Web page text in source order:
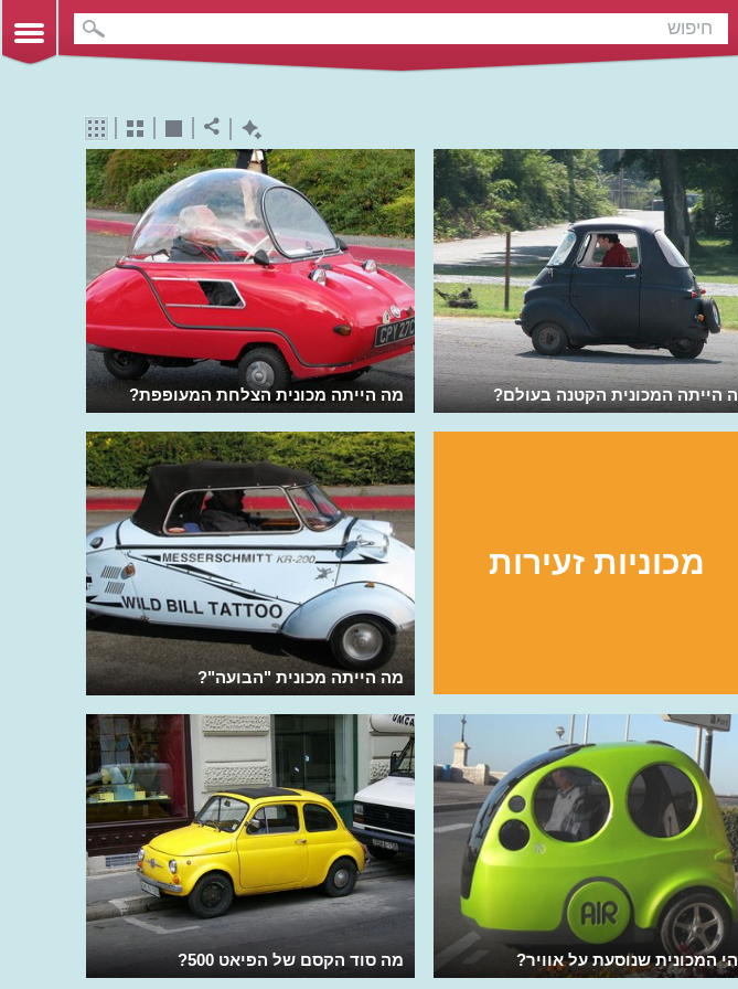
מה הייתה מכונית הצלחת המעופפת? הייתה המכונית הקטנה בעולם?
מה הייתה מכונית "הבועה"?
מכוניות זעירות
מה סוד הקסם של הפיאט 500? המכונית שנוסעת על אוויר?